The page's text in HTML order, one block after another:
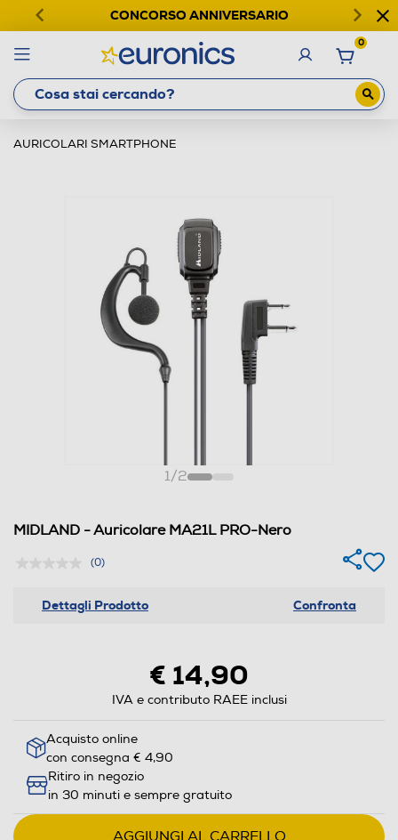
CONCORSO ANNIVERSARIO
0
AURICOLARI SMARTPHONE
1/2
MIDLAND - Auricolare MA21L PRO-Nero
(0)
Dettagli Prodotto Confronta
€ 14,90
IVA e contributo RAEE inclusi
Acquisto online
con consegna € 4,90
Ritiro in negozio
in 30 minuti e sempre gratuito
AGGIUNGI AL CARRELLO